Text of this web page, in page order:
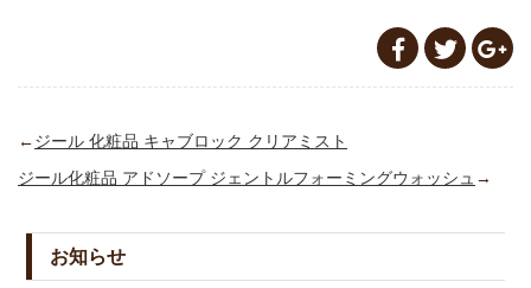
←ジール 化粧品 キャブロック クリアミスト
ジール化粧品 アドソープ ジェントルフォーミングウォッシュ →
お知らせ